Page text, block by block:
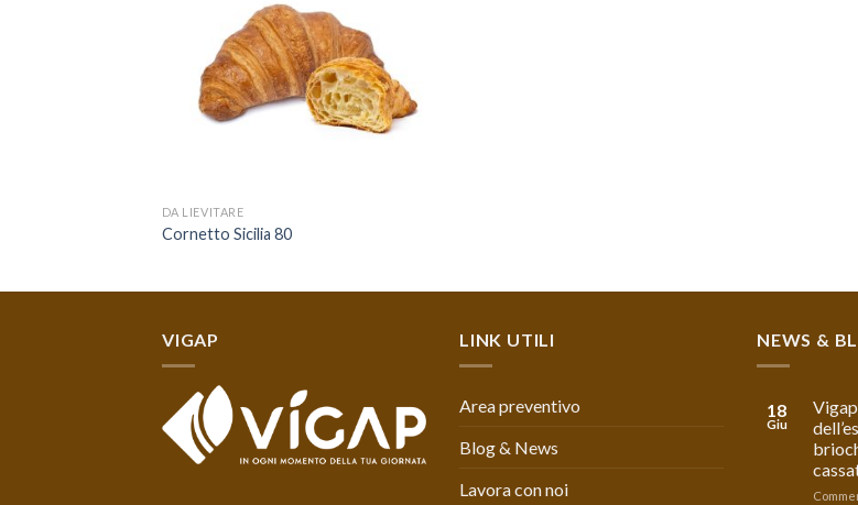
alla lista
desideri
DA LIEVITARE
Cornetto Sicilia 80
VIGAP LINK UTILI
Area preventivo
Blog & News
Lavora con noi
NEWS &
18
Giu